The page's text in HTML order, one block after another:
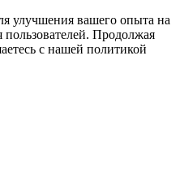
улучшения вашего опыта на
пользователей. Продолжая
с нашей политикой